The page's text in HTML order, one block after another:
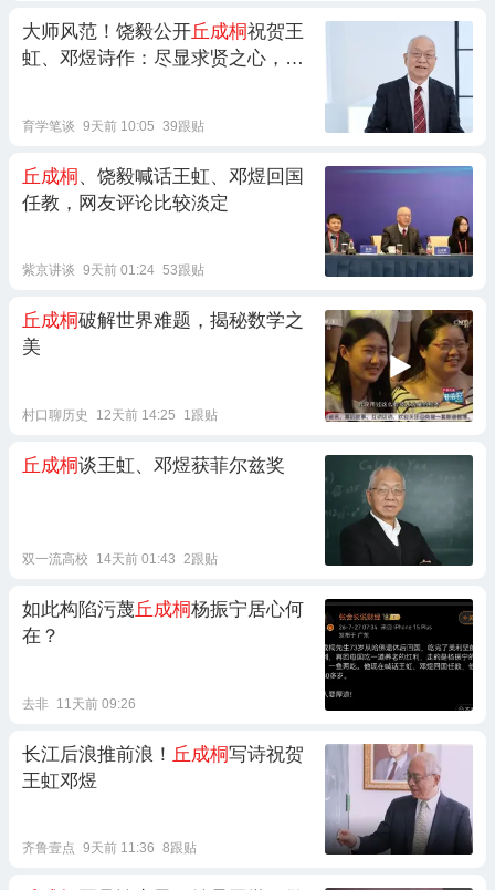
大师风范！饶毅公开丘成桐祝贺王
虹、邓煜诗作：尽显求贤之心，盼
育学笔谈 9天前 10:05 39跟贴
丘成桐、饶毅喊话王虹、邓煜回国
任教，网友评论比较淡定
紫京讲谈 9天前 01:24 53跟贴
丘成桐破解世界难题，揭秘数学之
美
村口聊历史 12天前 14:25 1跟贴
丘成桐谈王虹、邓煜获菲尔兹奖
双一流高校 14天前 01:43 2跟贴
如此构陷污蔑丘成桐杨振宁居心何
在？
去非 11天前 09:26
长江后浪推前浪！ 丘成桐写诗祝贺
王虹邓煜
齐鲁壹点 9天前 11:36 8跟贴